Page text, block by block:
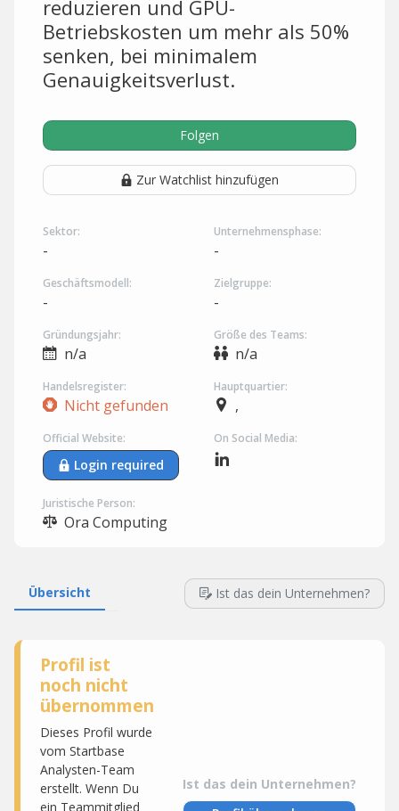
reduzieren und GPU-
Betriebskosten um mehr als 50%
senken, bei minimalem
Genauigkeitsverlust.
Folgen
Zur Watchlist hinzufügen
Sektor:
-
Unternehmensphase:
-
Geschäftsmodell:
-
Zielgruppe:
-
Gründungsjahr:
n/a
Größe des Teams:
n/a
Handelsregister:
Nicht gefunden
Hauptquartier:
,
Official Website:
Login required
On Social Media:
Juristische Person:
Ora Computing
Übersicht Ist das dein Unternehmen?
Profil ist
noch nicht
übernommen
Dieses Profil wurde
vom Startbase
Analysten-Team
erstellt. Wenn Du
ein Teammitglied
Ist das dein Unternehmen?